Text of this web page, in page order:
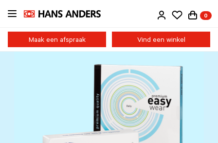
Ga
naar
inhoud
0
Maak een afspraak Vind een winkel